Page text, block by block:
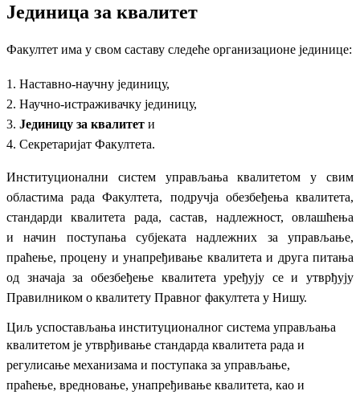
Јединица за квалитет
Факултет има у свом саставу следеће организационе јединице:
1. Наставно-научну јединицу,
2. Научно-истраживачку јединицу,
3. Јединицу за квалитет и
4. Секретаријат Факултета.
Институционални систем управљања квалитетом у свим
областима рада Факултета, подручја обезбеђења квалитета,
стандарди квалитета рада, састав, надлежност, овлашћења
иначин поступања субјеката надлежних за управљање,
праћење, процену и унапређивање квалитета и друга питања
од значаја за обезбеђење квалитета уређују се и утврђују
Правилником о квалитету Правног факултета у Нишу.
Циљ успостављања институционалног система управљања
квалитетом је утврђивање стандарда квалитета рада и
регулисање механизама и поступака за управљање,
праћење, вредновање, унапређивање квалитета, као и